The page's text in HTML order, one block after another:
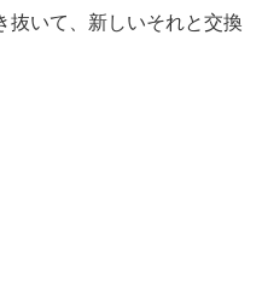
抜いて、新しいそれと交換